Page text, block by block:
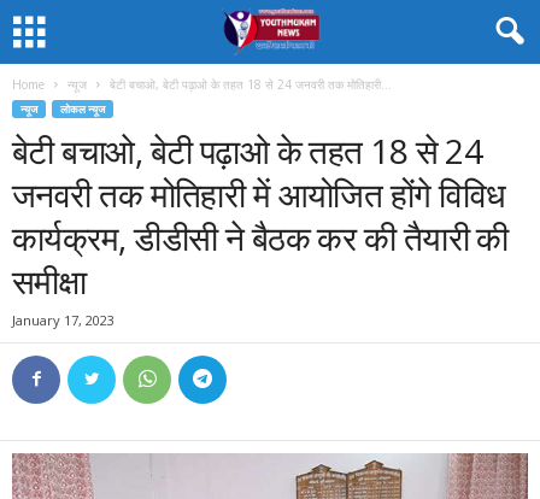
Home न्यूज बेटी बचाओ, बेटी पढ़ाओ के तहत 18 से 24 जनवरी तक मोतिहारी...
न्यूज लोकल न्यूज
बेटी बचाओ, बेटी पढ़ाओ के तहत 18 से 24
जनवरी तक मोतिहारी में आयोजित होंगे विविध
कार्यक्रम, डीडीसी ने बैठक कर की तैयारी की
समीक्षा
January 17, 2023